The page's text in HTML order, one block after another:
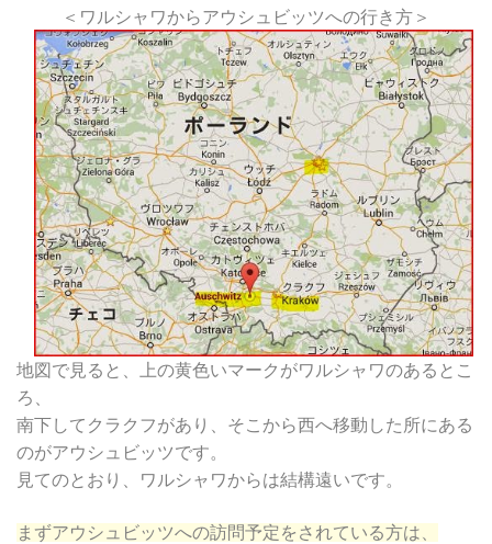
＜ワルシャワからアウシュビッツへの行き方＞
地図で見ると、上の黄色いマークがワルシャワのあるとこ
ろ、
南下してクラクフがあり、そこから西へ移動した所にある
のがアウシュビッツです。
見てのとおり、ワルシャワからは結構遠いです。
まずアウシュビッツへの訪問予定をされている方は、